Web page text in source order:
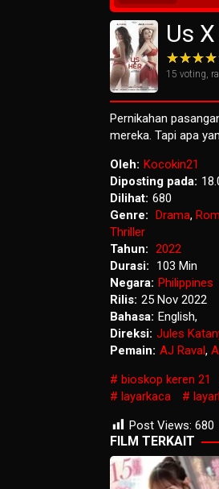
Us
15 voting,
Pernikahan
mereka. Tapi apa
Oleh: Kocokin21
Diposting pada:
Dilihat: 680
Genre: Drama,
Thriller
Tahun: 2022
Durasi:
103 Min
Negara: Philippines
Rilis: 25 Nov 2022
Bahasa: English,
Direksi: Jules
Pemain: AJ Raval,
bioskop keren 21
layarkaca
Post Views: 680
FILM TERKAIT